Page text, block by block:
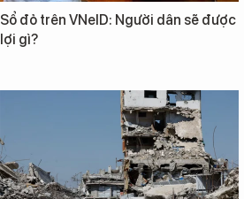
Sổ đỏ trên VNeID: Người dân sẽ được
lợi gì?